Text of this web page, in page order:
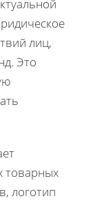
лиц,
Это
товарных
логотип